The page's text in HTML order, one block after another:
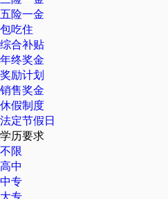
五险一金
包吃住
综合补贴
年终奖金
奖励计划
销售奖金
休假制度
法定节假日
学历要求
不限
高中
中专
大专